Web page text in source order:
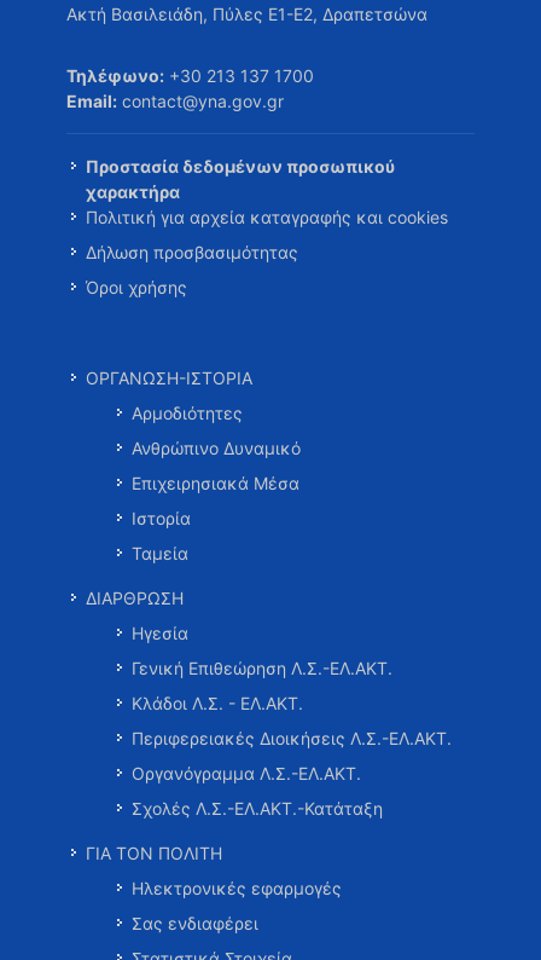
Ακτή Βασιλειάδη, Πύλες Ε1-Ε2, Δραπετσώνα
Τηλέφωνο: +30 213 137 1700
Email: contact@yna.gov.gr
Προστασία δεδομένων προσωπικού
χαρακτήρα
Πολιτική για αρχεία καταγραφής και cookies
Δήλωση προσβασιμότητας
Όροι χρήσης
ΟΡΓΑΝΩΣΗ-ΙΣΤΟΡΙΑ
Αρμοδιότητες
Ανθρώπινο Δυναμικό
Επιχειρησιακά Μέσα
Ιστορία
Ταμεία
ΔΙΑΡΘΡΩΣΗ
Ηγεσία
Γενική Επιθεώρηση Λ.Σ.-ΕΛ.ΑΚΤ.
Κλάδοι Λ.Σ. - ΕΛ.ΑΚΤ.
Περιφερειακές Διοικήσεις Λ.Σ.-ΕΛ.ΑΚΤ.
Οργανόγραμμα Λ.Σ.-ΕΛ.ΑΚΤ.
Σχολές Λ.Σ.-ΕΛ.ΑΚΤ.-Κατάταξη
ΓΙΑ ΤΟΝ ΠΟΛΙΤΗ
Ηλεκτρονικές εφαρμογές
Σας ενδιαφέρει